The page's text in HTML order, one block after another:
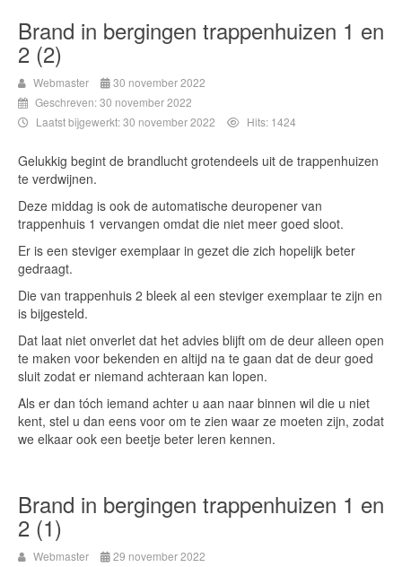
Brand in bergingen trappenhuizen 1 en
2 (2)
Webmaster
30 november 2022
Geschreven: 30 november 2022
Laatst bijgewerkt: 30 november 2022
Hits: 1424
Gelukkig begint de brandlucht grotendeels uit de trappenhuizen
te verdwijnen.
Deze middag is ook de automatische deuropener van
trappenhuis 1 vervangen omdat die niet meer goed sloot.
Er is een steviger exemplaar in gezet die zich hopelijk beter
gedraagt.
Die van trappenhuis 2 bleek al een steviger exemplaar te zijn en
is bijgesteld.
Dat laat niet onverlet dat het advies blijft om de deur alleen open
te maken voor bekenden en altijd na te gaan dat de deur goed
sluit zodat er niemand achteraan kan lopen.
Als er dan tóch iemand achter u aan naar binnen wil die u niet
kent, stel u dan eens voor om te zien waar ze moeten zijn, zodat
we elkaar ook een beetje beter leren kennen.
Brand in bergingen trappenhuizen 1 en
2 (1)
Webmaster
29 november 2022